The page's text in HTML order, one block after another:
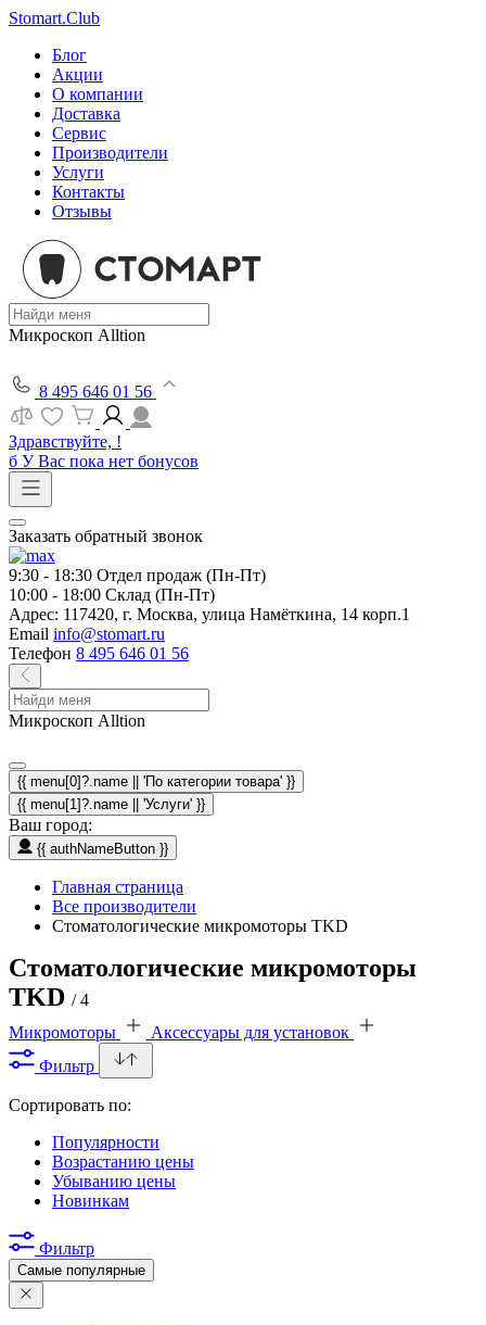
Stomart.Club
Блог
Акции
О компании
Доставка
Сервис
Производители
Услуги
Контакты
Отзывы
Микроскоп Alltion
8 495 646 01 56
Здравствуйте, !
б У Вас пока нет бонусов
Заказать обратный звонок
9:30 - 18:30 Отдел продаж (Пн-Пт)
10:00 - 18:00 Склад (Пн-Пт)
Адрес: 117420, г. Москва, улица Намёткина, 14 корп.1
Email info@stomart.ru
Телефон 8 495 646 01 56
Микроскоп Alltion
{{ menu[0]?.name || 'По категории товара' }}
{{ menu[1]?.name || 'Услуги' }}
Ваш город:
{{ authNameButton }}
Главная страница
Все производители
Стоматологические микромоторы TKD
Стоматологические микромоторы
TKD / 4
Микромоторы
Аксессуары для установок
Фильтр
Сортировать по:
Популярности
Возрастанию цены
Убыванию цены
Новинкам
Фильтр
Самые популярные